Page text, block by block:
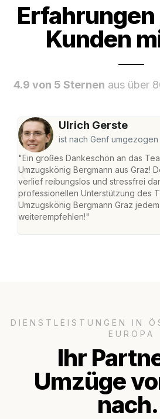
Kunden
4.9 von 5 Sternen aus über
Ulrich Gerste
ist nach Genf umgezogen
"Ein großes Dankeschön an das
Umzugskönig Bergmann aus Graz!
verlief reibungslos und stressfrei
professionellen Unterstützung des
Umzugskönig Bergmann Graz
weiterempfehlen!"
DIENSTLEISTUNGEN IN
EUROPA
Ihr
Umzüge